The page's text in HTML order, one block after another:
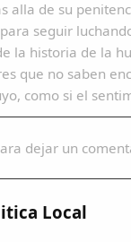
alla de su
seguir
la historia de la
que no saben
como si el
dejar un
Local